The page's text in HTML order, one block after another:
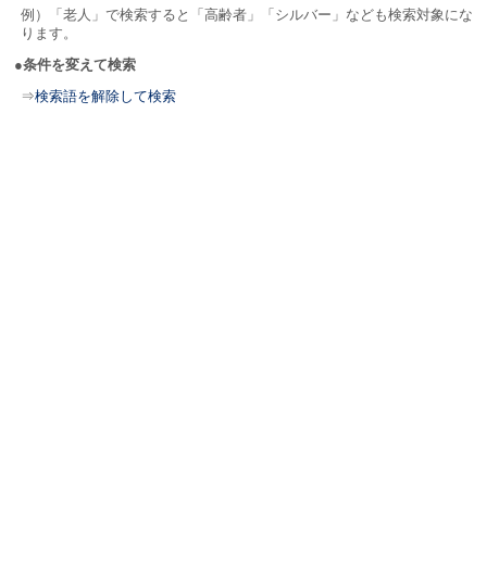
例）「老人」で検索すると「高齢者」「シルバー」なども検索対象にな
ります。
●条件を変えて検索
⇒検索語を解除して検索